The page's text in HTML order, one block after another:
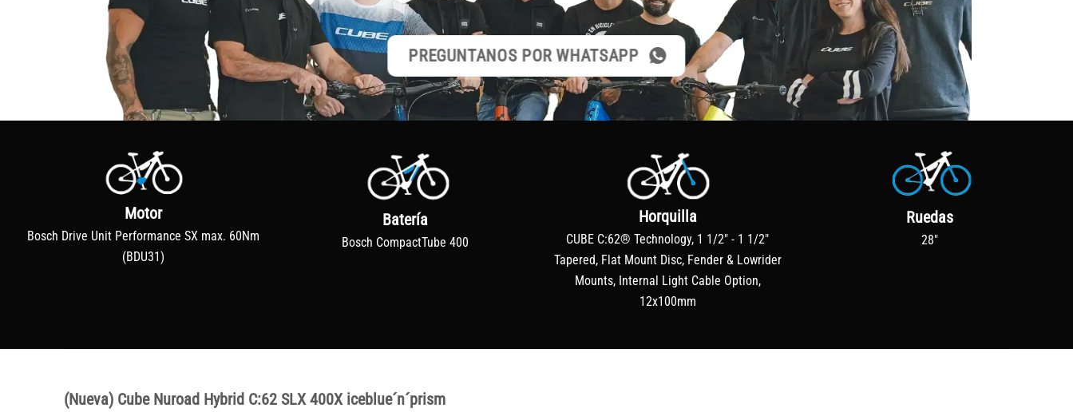
PREGUNTANOS POR WHATSAPP
Motor
Bosch Drive Unit Performance SX max. 60Nm
(BDU31)
Batería
Bosch CompactTube 400
Horquilla
CUBE C:62® Technology, 1 1/2" - 1 1/2"
Tapered, Flat Mount Disc, Fender & Lowrider
Mounts, Internal Light Cable Option,
12x100mm
Ruedas
28"
(Nueva) Cube Nuroad Hybrid C:62 SLX 400X iceblue´n´prism